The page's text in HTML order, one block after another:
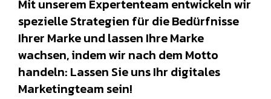
Mit unserem Expertenteam entwickeln wir
spezielle Strategien für die Bedürfnisse
Ihrer Marke und lassen Ihre Marke
wachsen, indem wir nach dem Motto
handeln: Lassen Sie uns Ihr digitales
Marketingteam sein!